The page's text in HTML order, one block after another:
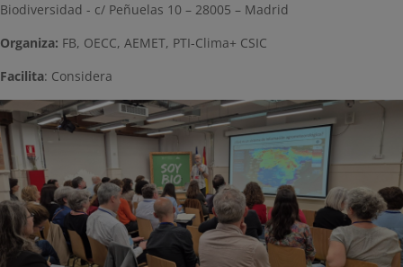
Biodiversidad - c/ Peñuelas 10 – 28005 – Madrid
Organiza: FB, OECC, AEMET, PTI-Clima+ CSIC
Facilita: Considera